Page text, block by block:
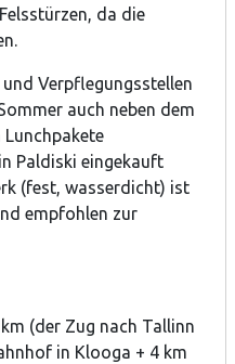
da die
und Verpflegungsstellen
auch neben dem
Lunchpakete
Paldiski eingekauft
(fest, wasserdicht) ist
empfohlen zur
(der Zug nach Tallinn
in Klooga + 4 km